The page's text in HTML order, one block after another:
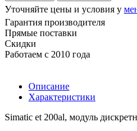
Уточняйте цены и условия у
Гарантия производителя
Прямые поставки
Скидки
Работаем с 2010 года
Описание
Характеристики
Simatic et 200al, модуль